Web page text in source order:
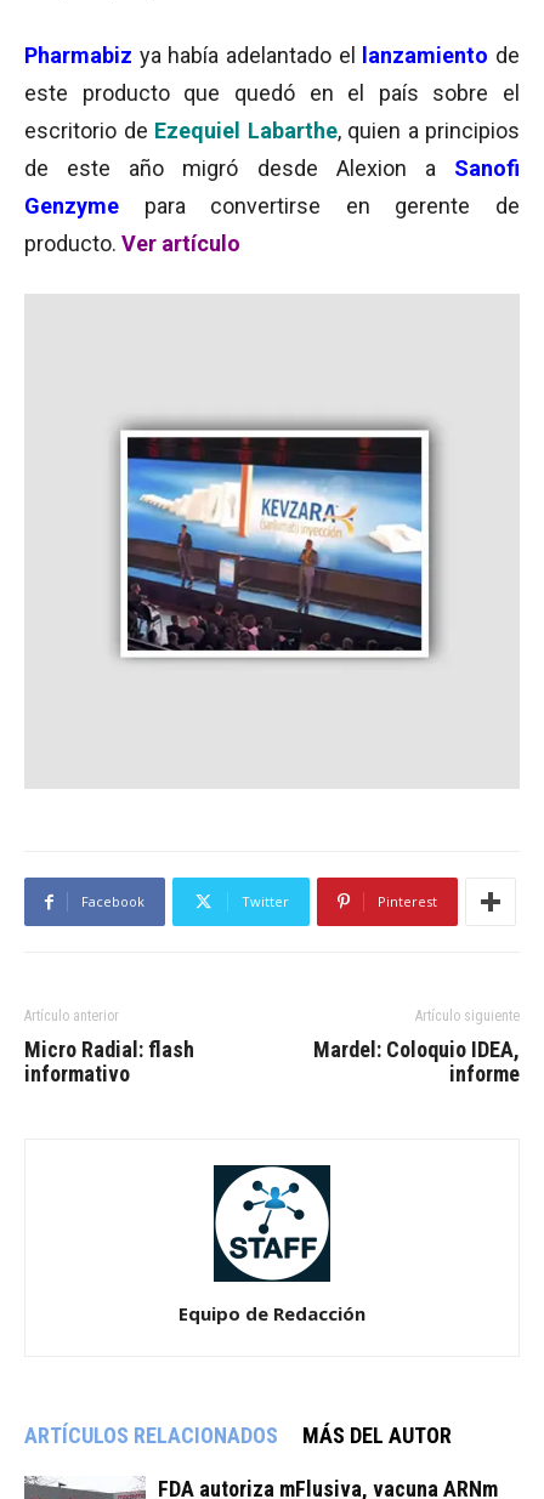
Pharmabiz ya había adelantado el lanzamiento de
este producto que quedó en el país sobre el
escritorio de Ezequiel Labarthe, quien a principios
de este año migró desde Alexion a Sanofi
Genzyme para convertirse en gerente de
producto. Ver artículo
Facebook Twitter Pinterest
Artículo anterior
Micro Radial: flash
informativo
Artículo siguiente
Mardel: Coloquio IDEA,
informe
Equipo de Redacción
ARTÍCULOS RELACIONADOS MÁS DEL AUTOR
FDA autoriza mFlusiva, vacuna ARNm